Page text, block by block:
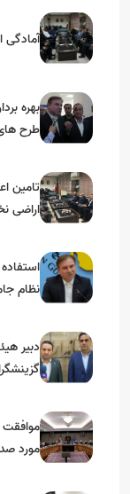
آمادگی
بهره
طرح
تامین
اراضی
نظام
دبیر
موافقت
مورد